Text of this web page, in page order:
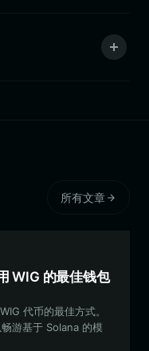
所有文章
WIG 的最佳钱包
代币的最佳方式。
游基于 Solana 的模